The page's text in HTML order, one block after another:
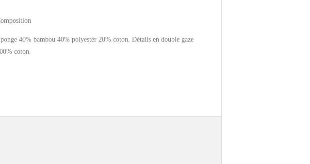
40% bambou 40% polyester 20% coton. Détails en double gaze
coton.